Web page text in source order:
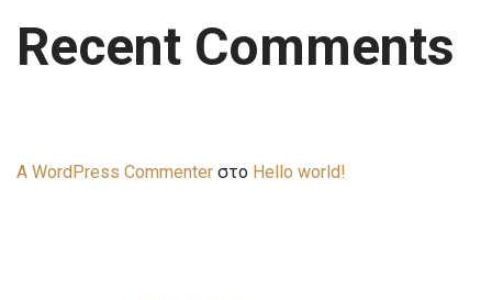
Recent Comments
A WordPress Commenter στο Hello world!